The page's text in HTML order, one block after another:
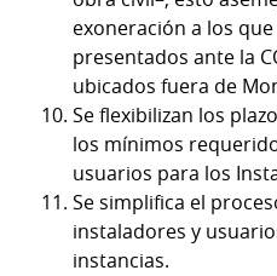
exoneración a los
presentados ante la
ubicados fuera de
Se flexibilizan los
los mínimos
usuarios para los
Se simplifica el
instaladores y
instancias.